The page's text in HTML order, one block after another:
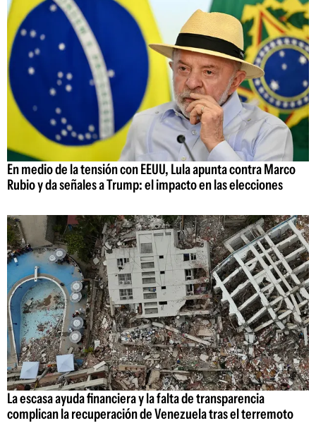
En medio de la tensión con EEUU, Lula apunta contra Marco
Rubio y da señales a Trump: el impacto en las elecciones
La escasa ayuda financiera y la falta de transparencia
complican la recuperación de Venezuela tras el terremoto